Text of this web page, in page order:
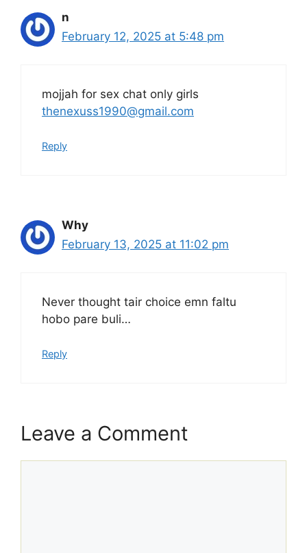
n
February 12, 2025 at 5:48 pm
mojjah for sex chat only girls
thenexuss1990@gmail.com
Reply
Why
February 13, 2025 at 11:02 pm
Never thought tair choice emn faltu
hobo pare buli…
Reply
Leave a Comment